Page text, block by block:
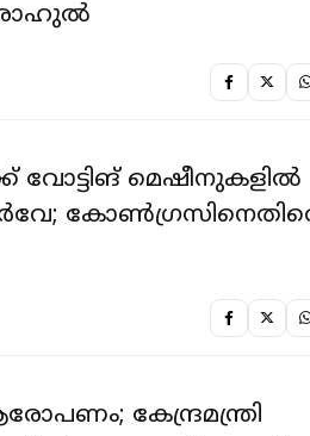
രാഹുല്‍
മെഷീനുകളിൽ
കേന്ദ്രമന്ത്രി